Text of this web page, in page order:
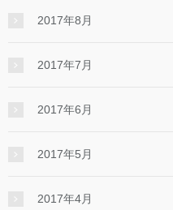
2017年8月
2017年7月
2017年6月
2017年5月
2017年4月